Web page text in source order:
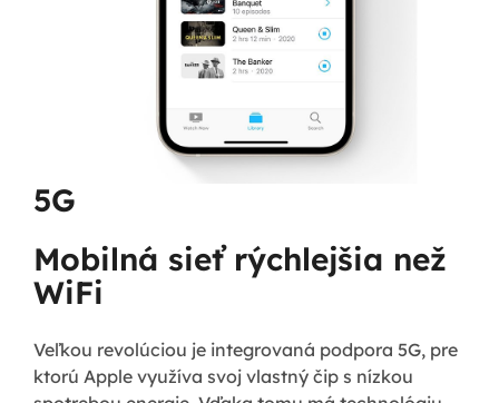
5G
Mobilná sieť rýchlejšia než
WiFi
Veľkou revolúciou je integrovaná podpora 5G, pre
ktorú Apple využíva svoj vlastný čip s nízkou